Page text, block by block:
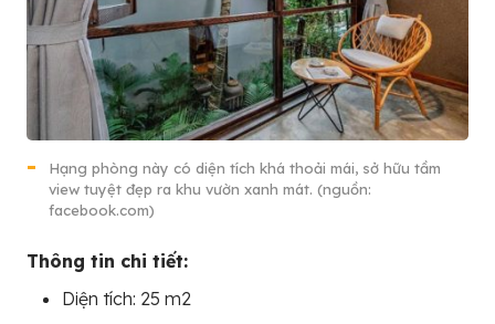
Hạng phòng này có diện tích khá thoải mái, sở hữu tầm
view tuyệt đẹp ra khu vườn xanh mát. (nguồn:
facebook.com)
Thông tin chi tiết:
Diện tích: 25 m2